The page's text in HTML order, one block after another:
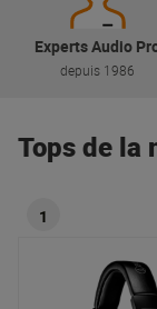
Experts Audio
depuis 1986
Tops de la
1